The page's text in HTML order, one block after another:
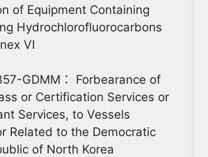
of Equipment Containing
Hydrochlorofluorocarbons
VI
GDMM： Forbearance of
or Certification Services or
Services, to Vessels
Related to the Democratic
of North Korea